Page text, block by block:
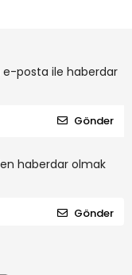
e-posta ile haberdar
Gönder
haberdar olmak
Gönder